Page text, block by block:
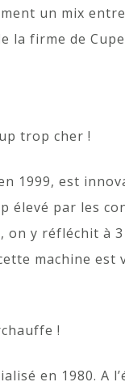
un mix
la firme de
trop cher !
1999, est
élevé par les
on y réfléchit à
machine est
!
en 1980. A